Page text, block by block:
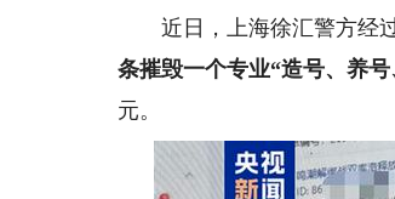
近日，上海徐汇警方经过
条摧毁一个专业“造号、养
元。